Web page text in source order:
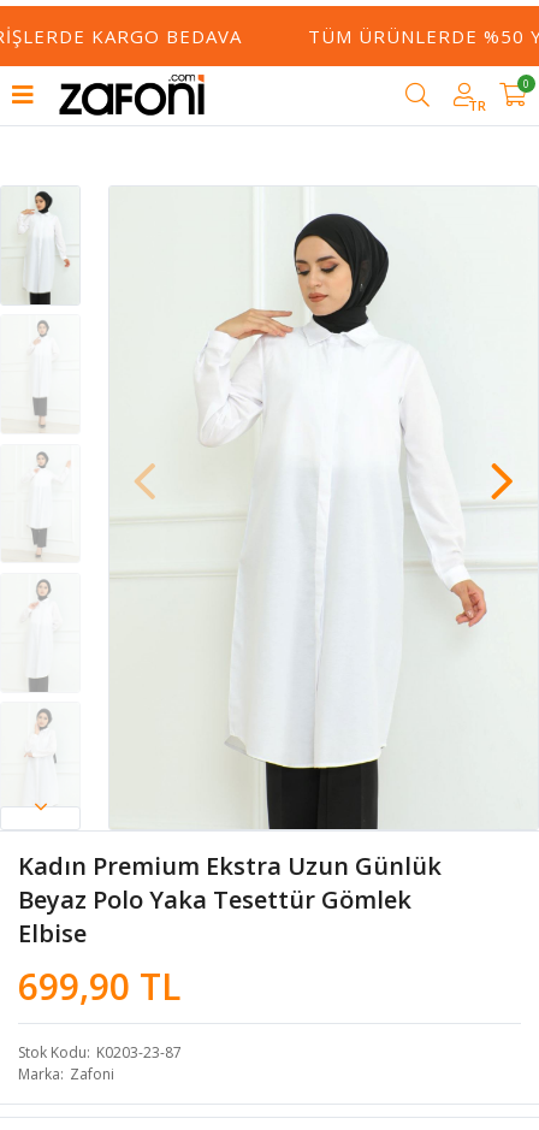
KARGO BEDAVA TÜM ÜRÜNLERDE %50
TR
0
Kadın Premium Ekstra Uzun Günlük
Beyaz Polo Yaka Tesettür Gömlek
Elbise
699,90 TL
Stok Kodu K0203-23-87
Marka Zafoni